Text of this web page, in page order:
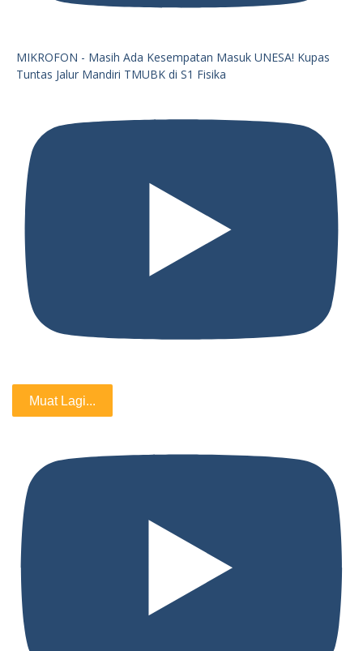
MIKROFON - Masih Ada Kesempatan Masuk UNESA! Kupas
Tuntas Jalur Mandiri TMUBK di S1 Fisika
Muat Lagi...